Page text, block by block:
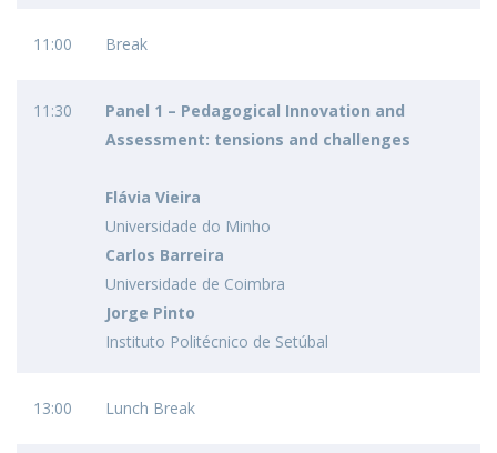
11:00 Break
11:30
Panel 1 – Pedagogical Innovation and
Assessment: tensions and challenges
Flávia Vieira
Universidade do Minho
Carlos Barreira
Universidade de Coimbra
Jorge Pinto
Instituto Politécnico de Setúbal
13:00 Lunch Break